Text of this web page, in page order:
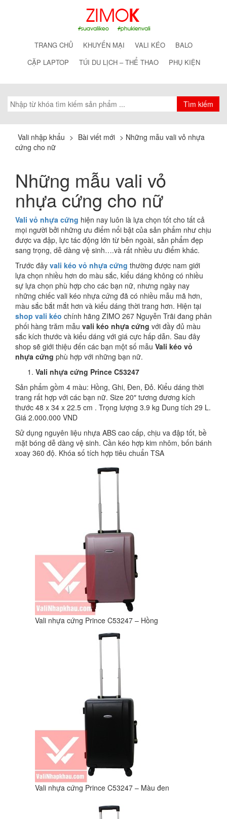
TRANG CHỦ KHUYẾN MẠI VALI KÉO
BALO
CẶP LAPTOP
TÚI DU LỊCH – THỂ THAO PHỤ KIỆN
Vali nhập khẩu > Bài viết mới > Những mẫu vali vỏ nhựa
cứng cho nữ
Những mẫu vali vỏ
nhựa cứng cho nữ
Vali vỏ nhựa cứng hiện nay luôn là lựa chọn tốt cho tất cả
mọi người bởi những ưu điểm nổi bật của sản phẩm như chịu
được va đập, lực tác động lớn từ bên ngoài, sản phẩm đẹp
sang trọng, dễ dàng vệ sinh….và rất nhiều ưu điểm khác.
Trước đây vali kéo vỏ nhựa cứng thường được nam giới
lựa chọn nhiều hơn do màu sắc, kiểu dáng không có nhiều
sự lựa chọn phù hợp cho các bạn nữ, nhưng ngày nay
những chiếc vali kéo nhựa cứng đã có nhiều mẫu mã hơn,
màu sắc bắt mắt hơn và kiểu dáng thời trang hơn. Hiện tại
shop vali kéo chính hãng ZIMO 267 Nguyễn Trãi đang phân
phối hàng trăm mẫu vali kéo nhựa cứng với đầy đủ màu
sắc kích thước và kiểu dáng với giá cực hấp dẫn. Sau đây
shop sẽ giới thiệu đến các bạn một số mẫu Vali kéo vỏ
nhựa cứng phù hợp với những bạn nữ.
Vali nhựa cứng Prince C53247
Sản phẩm gồm 4 màu: Hồng, Ghi, Đen, Đỏ. Kiểu dáng thời
trang rất hợp với các bạn nữ. Size 20″ tương đương kích
thước 48 x 34 x 22.5 cm . Trọng lượng 3.9 kg Dung tích 29 L.
Giá 2.000.000 VND
Sử dụng nguyên liệu nhựa ABS cao cấp, chịu va đập tốt, bề
mặt bóng dễ dàng vệ sinh. Cần kéo hợp kim nhôm, bốn bánh
xoay 360 độ. Khóa số tích hợp tiêu chuẩn TSA
Vali nhựa cứng Prince C53247 – Hồng
Vali nhựa cứng Prince C53247 – Màu đen